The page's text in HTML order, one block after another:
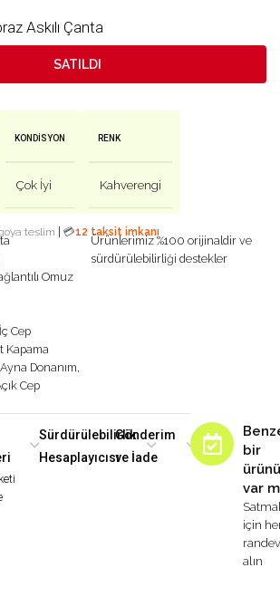
Askılı Çanta
SATILDI
KONDISYON
Çok İyi
RENK
Kahverengi
teslim 💳12 taksit imkanı
Omuz
Cep
Kapama
Donanım,
Cep
Ürünlerimiz %100 orijinaldir ve
sürdürülebilirliği destekler
Sürdürülebilirlik
Hesaplayıcısı
Gönderim
ve İade
bir
var
için
alın